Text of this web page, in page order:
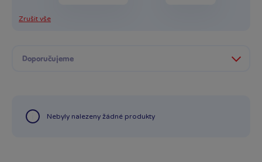
Zrušit vše
Nebyly nalezeny žádné produkty